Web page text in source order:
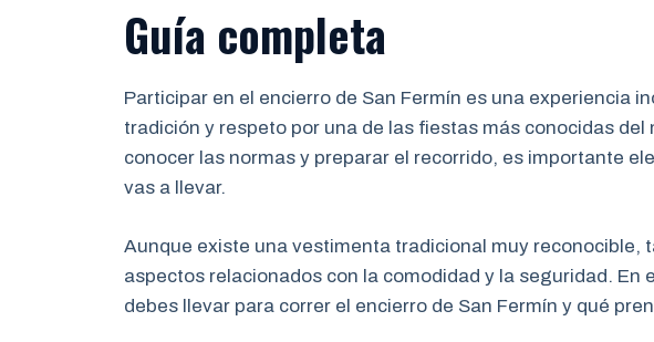
Guía completa
Participar en el encierro de San Fermín es una experiencia
tradición y respeto por una de las fiestas más conocidas
conocer las normas y preparar el recorrido, es importante
vas a llevar.
Aunque existe una vestimenta tradicional muy reconocible,
aspectos relacionados con la comodidad y la seguridad. En
debes llevar para correr el encierro de San Fermín y qué